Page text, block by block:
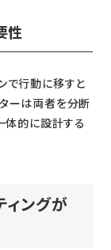
性
で行動に移すと
ーは両者を分断
体的に設計する
ィングが